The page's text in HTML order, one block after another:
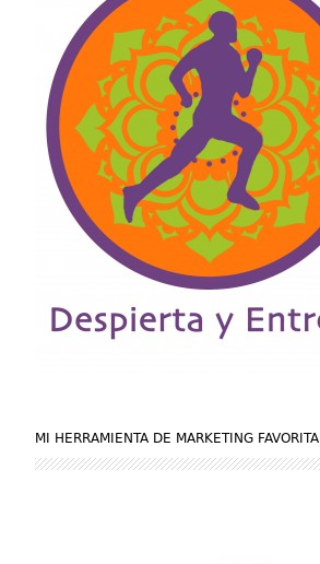
MI HERRAMIENTA DE MARKETING FAVORITA